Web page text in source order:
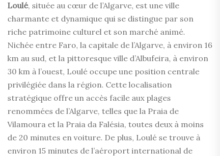
Loulé, située au cœur de l’Algarve, est une ville
charmante et dynamique qui se distingue par son
riche patrimoine culturel et son marché animé.
Nichée entre Faro, la capitale de l’Algarve, à environ 16
km au sud, et la pittoresque ville d’Albufeira, à environ
30 km à l’ouest, Loulé occupe une position centrale
privilégiée dans la région. Cette localisation
stratégique offre un accès facile aux plages
renommées de l’Algarve, telles que la Praia de
Vilamoura et la Praia da Falésia, toutes deux à moins
de 20 minutes en voiture. De plus, Loulé se trouve à
environ 15 minutes de l’aéroport international de